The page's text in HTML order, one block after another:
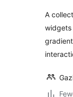
A
widgets